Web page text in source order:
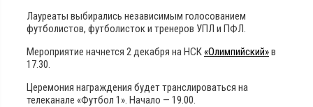
Лауреаты выбирались независимым голосованием
футболистов, футболисток и тренеров УПЛ и ПФЛ.
Мероприятие начнется 2 декабря на НСК«Олимпийский»в
17.30.
Церемония награждения будет транслироваться на
телеканале «Футбол 1». Начало — 19.00.